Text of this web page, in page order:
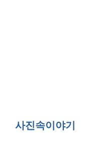
사진속이야기